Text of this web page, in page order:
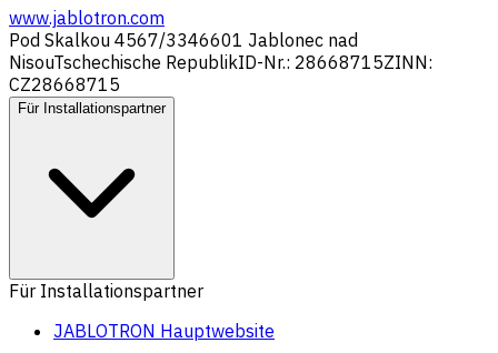
www.jablotron.com
Pod Skalkou 4567/3346601 Jablonec nad
NisouTschechische RepublikID-Nr.: 28668715ZINN:
CZ28668715
Für Installationspartner
Für Installationspartner
JABLOTRON Hauptwebsite